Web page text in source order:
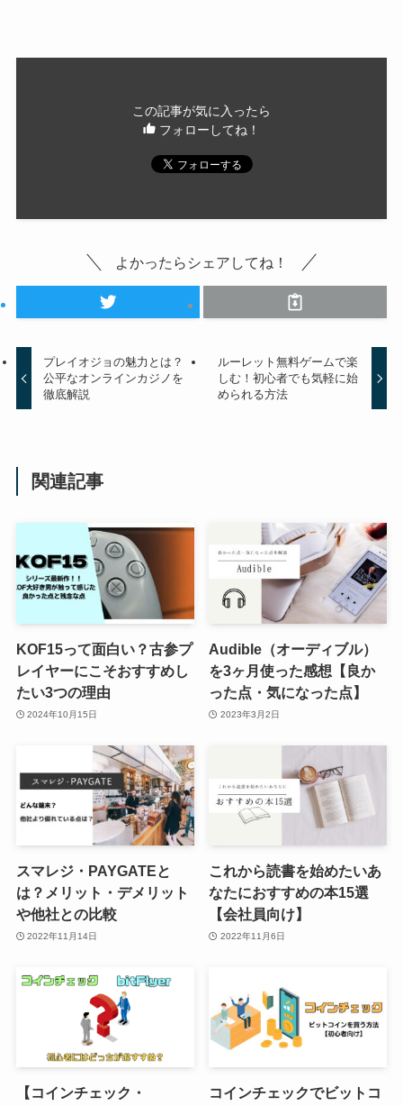
この記事が気に入ったら
フォローしてね！
よかったらシェアしてね！
プレイオジョの魅力とは？
公平なオンラインカジノを
徹底解説
ルーレット無料ゲームで楽
しむ！初心者でも気軽に始
められる方法
関連記事
KOF15って面白い？古参プ
レイヤーにこそおすすめし
たい3つの理由
2024年10月15日
Audible（オーディブル）
を3ヶ月使った感想【良か
った点・気になった点】
2023年3月2日
スマレジ・PAYGATEと
は？メリット・デメリット
や他社との比較
2022年11月14日
これから読書を始めたいあ
なたにおすすめの本15選
【会社員向け】
2022年11月6日
【コインチェック・ コインチェックでビットコ